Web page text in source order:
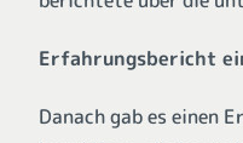
Erfahrungsbericht
Danach gab es einen